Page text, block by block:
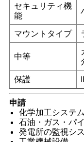
お問い合わせ
見積依頼
ステンレス鋼の圧
耐衝撃圧力計
温度および圧力計
セキュリティ機
能
マウントタイプ
中等
保護
申請
化学加工システム
石油・ガス・パ
発電所の監視シ